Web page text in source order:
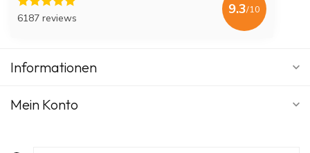
6187 reviews
9.3/10
Informationen
Mein Konto